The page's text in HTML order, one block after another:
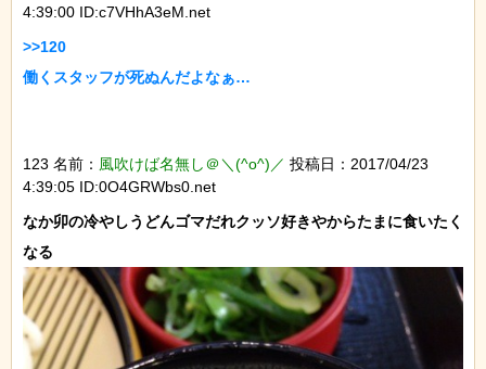
4:39:00 ID:c7VHhA3eM.net
>>120
働くスタッフが死ぬんだよなぁ…
123 名前： 風吹けば名無し＠＼(^o^)／ 投稿日：2017/04/23
4:39:05 ID:0O4GRWbs0.net
なか卯の冷やしうどんゴマだれクッソ好きやからたまに食いたく